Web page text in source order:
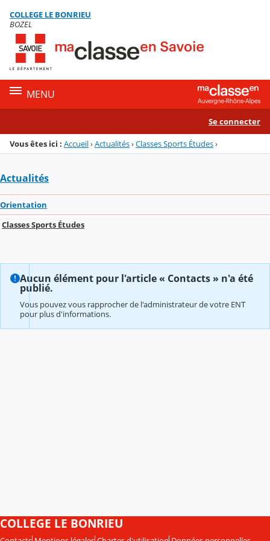
Menu de la rubrique
Contenu
COLLEGE LE BONRIEU
BOZEL
MENU
Se connecter
Vous êtes ici : Accueil›Actualités›Classes Sports Études›
Actualités
Orientation
Classes Sports Études
Aucun élément pour l'article « Contacts » n'a été
publié.
Vous pouvez vous rapprocher de l'administrateur de votre ENT
pour plus d'informations.
COLLEGE LE BONRIEU